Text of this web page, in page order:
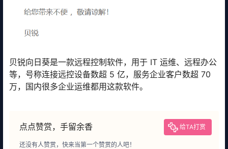
贝锐向日葵是一款远程控制软件，用于 IT 运维、远程办公
等，号称连接远控设备数超 5 亿，服务企业客户数超 70
万，国内很多企业运维都用这款软件。
点点赞赏，手留余香 给TA打赏
还没有人赞赏，快来当第一个赞赏的人吧！